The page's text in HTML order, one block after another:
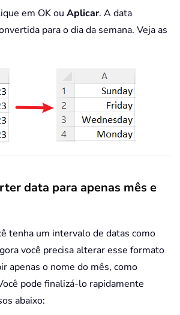
em OK ou Aplicar. A data
para o dia da semana. Veja as
data para apenas mês e
tenha um intervalo de datas como
você precisa alterar esse formato
apenas o nome do mês, como
pode finalizá-lo rapidamente
abaixo: